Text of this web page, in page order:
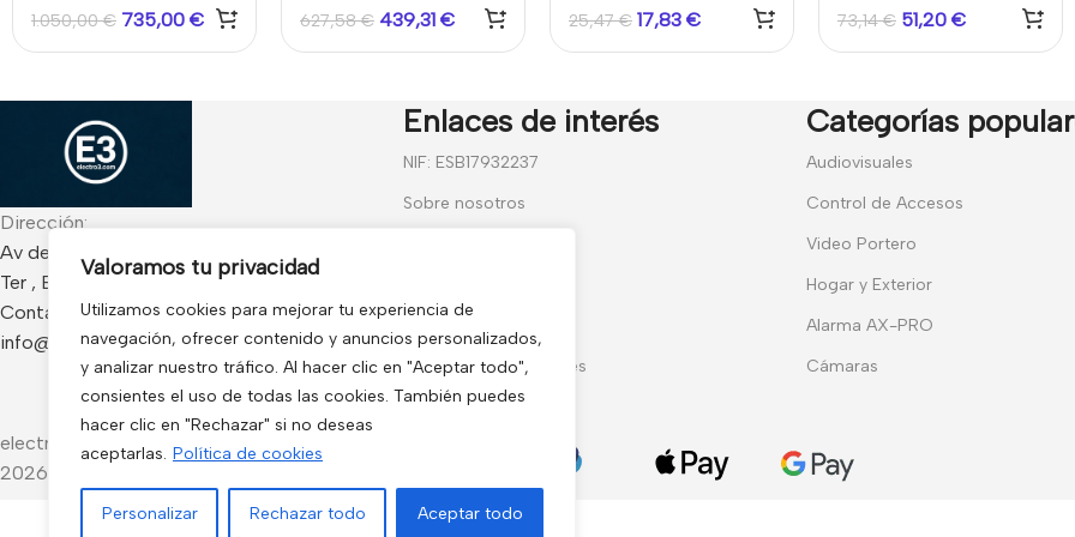
Valoramos tu privacidad
Utilizamos cookies para mejorar tu experiencia de
navegación, ofrecer contenido y anuncios personalizados,
y analizar nuestro tráfico. Al hacer clic en "Aceptar todo",
consientes el uso de todas las cookies. También puedes
hacer clic en "Rechazar" si no deseas
aceptarlas. Política de cookies
Personalizar Rechazar todo Aceptar todo
1.050,00€ 735,00 € 627,58€ 439,31 € 25,47€ 17,83 €
extra
73,14€ 51,20 €
Dirección:
Av de Francia 234 Local - CP 17840 Sarria de
Ter , España
Contacto:
info@electro3.com
Enlaces de interés
NIF: ESB17932237
Sobre nosotros
Condiciones Generales
Política de Cookies
Categorías
Audiovisuales
Control de Accesos
Video Portero
Hogar y Exterior
Alarma AX-PRO
Cámaras
electro3 ©
2026.